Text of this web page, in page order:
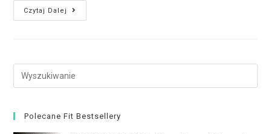
Czytaj Dalej
Polecane Fit Bestsellery